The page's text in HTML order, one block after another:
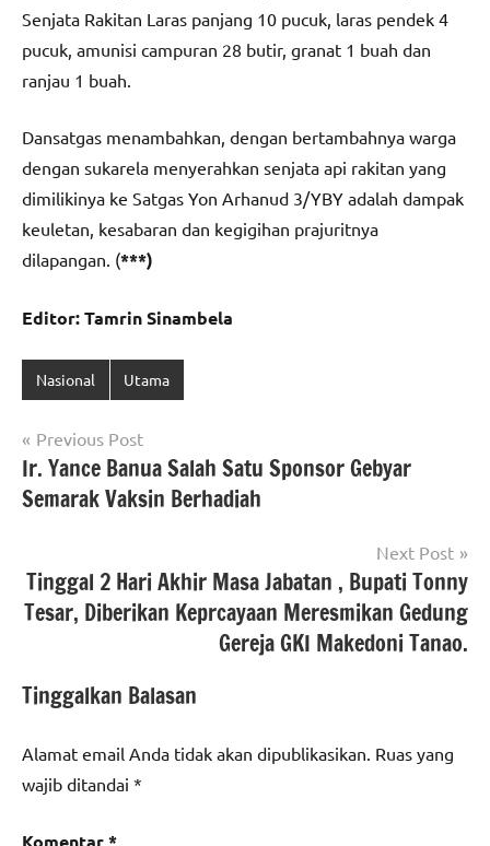
Senjata Rakitan Laras panjang 10 pucuk, laras pendek 4
pucuk, amunisi campuran 28 butir, granat 1 buah dan
ranjau 1 buah.
Dansatgas menambahkan, dengan bertambahnya warga
dengan sukarela menyerahkan senjata api rakitan yang
dimilikinya ke Satgas Yon Arhanud 3/YBY adalah dampak
keuletan, kesabaran dan kegigihan prajuritnya
dilapangan. (***)
Editor: Tamrin Sinambela
Nasional Utama
Navigasi
pos
Previous Post
Ir. Yance Banua Salah Satu Sponsor Gebyar
Semarak Vaksin Berhadiah
Next Post
Tinggal 2 Hari Akhir Masa Jabatan , Bupati Tonny
Tesar, Diberikan Keprcayaan Meresmikan Gedung
Gereja GKI Makedoni Tanao.
Tinggalkan Balasan
Alamat email Anda tidak akan dipublikasikan. Ruas yang
wajib ditandai *
Komentar*